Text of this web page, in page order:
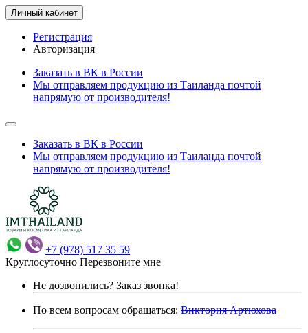
Личный кабинет
Регистрация
Авторизация
Заказать в ВК в России
Мы отправляем продукцию из Таиланда почтой
напрямую от производителя!
Заказать в ВК в России
Мы отправляем продукцию из Таиланда почтой
напрямую от производителя!
+7 (978) 517 35 59
Круглосуточно Перезвоните мне
Не дозвонились? Заказ звонка!
По всем вопросам обращаться: Виктория Артюхова